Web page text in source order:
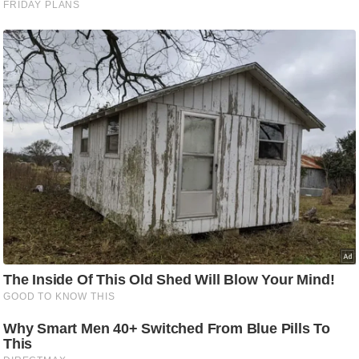
g
N
e
w
s
ला
इ
फ
स्टा
इ
ल
टे
क्नॉ
लॉ
ब्यू
टी